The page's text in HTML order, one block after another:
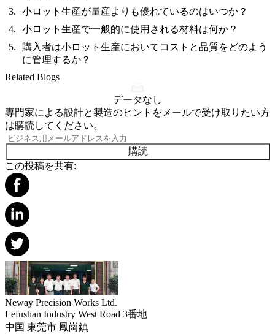
小ロット生産が量産よりも優れているのはいつか？
小ロット生産で一般的に使用される材料は何か？
購入者は小ロット生産においてコストと品質をどのよう
に管理するか？
Related Blogs
データなし
専門家による設計と製造のヒントをメールで受け取りたい方
は購読してください。
購読
この投稿を共有:
Neway Precision Works Ltd.
Lefushan Industry West Road 3番地
中国 東莞市 鳳崗鎮